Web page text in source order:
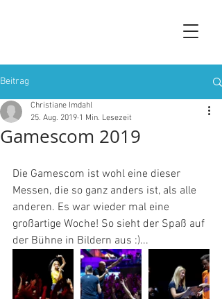
Beitrag
Gamescom 2019
Christiane Imdahl
25. Aug. 2019 1 Min. Lesezeit
Die Gamescom ist wohl eine dieser
Messen, die so ganz anders ist, als alle
anderen. Es war wieder mal eine
großartige Woche! So sieht der Spaß auf
der Bühne in Bildern aus :)...